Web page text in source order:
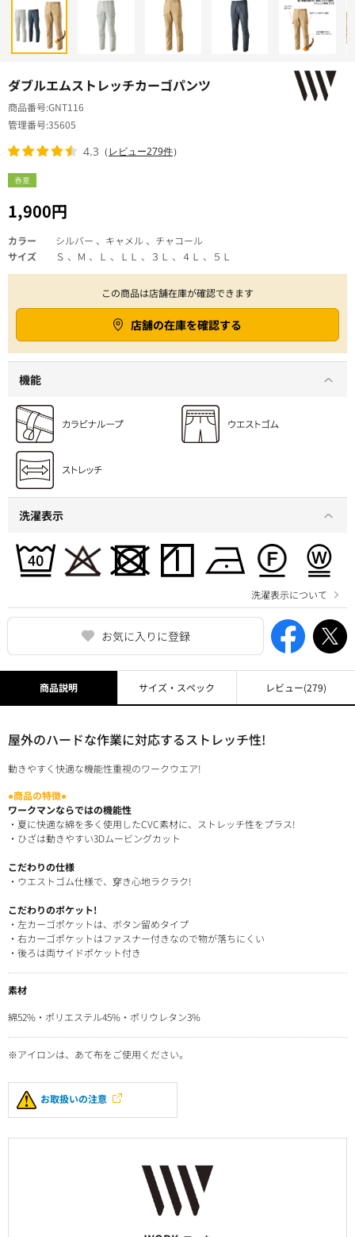
ダブルエムストレッチカーゴパンツ
春夏
1,900円
商品番号GNT116
管理番号35605
4.3 （レビュー279件）
お気に入りに登録
カラー
シルバー 、キャメル 、チャコール
サイズ
Ｓ 、Ｍ 、Ｌ 、ＬＬ 、３Ｌ 、４Ｌ 、５Ｌ
この商品は店舗在庫が確認できます
店舗の在庫を確認する
機能
洗濯表示
洗濯表示について
商品説明
屋外のハードな作業に対応するストレッチ性!
動きやすく快適な機能性重視のワークウエア!
●商品の特徴●
ワークマンならではの機能性
・夏に快適な綿を多く使用したCVC素材に、ストレッチ性をプラス!
・ひざは動きやすい3Dムービングカット
こだわりの仕様
・ウエストゴム仕様で、穿き心地ラクラク!
こだわりのポケット!
・左カーゴポケットは、ボタン留めタイプ
・右カーゴポケットはファスナー付きなので物が落ちにくい
・後ろは両サイドポケット付き
素材
綿52%・ポリエステル45%・ポリウレタン3%
※アイロンは、あて布をご使用ください。
お取扱いの注意
サイズ・スペック レビュー(279)